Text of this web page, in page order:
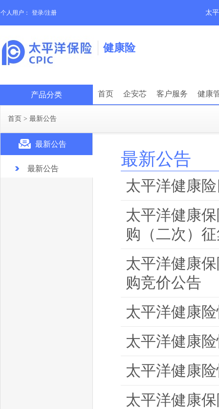
个人用户： 登录/注册 太
健康险
产品分类 首页 企安芯 客户服务 健康
首页 > 最新公告
最新公告
最新公告 最新公告
太平洋健康
太平洋健康
购（二次）
太平洋健康
购竞价公告
太平洋健康
太平洋健康
太平洋健康
太平洋健康